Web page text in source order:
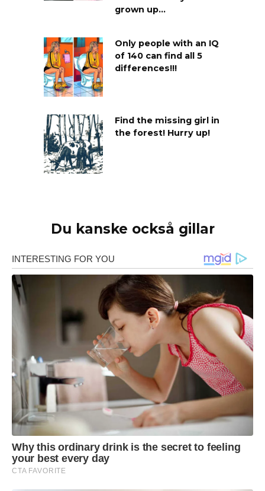
grown up…
Only people with an IQ
of 140 can find all 5
differences!!!
Find the missing girl in
the forest! Hurry up!
Du kanske också gillar